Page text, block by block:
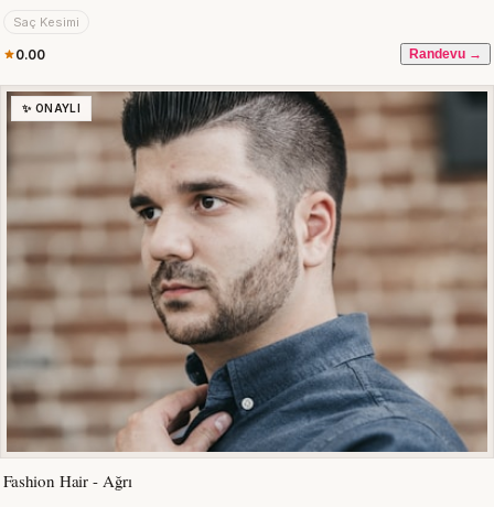
Saç Kesimi
0.00 Randevu →
✨ ONAYLI
Fashion Hair - Ağrı